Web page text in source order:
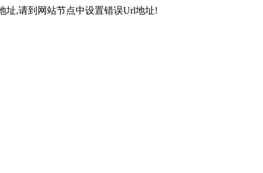
址,请到网站节点中设置错误Url地址!